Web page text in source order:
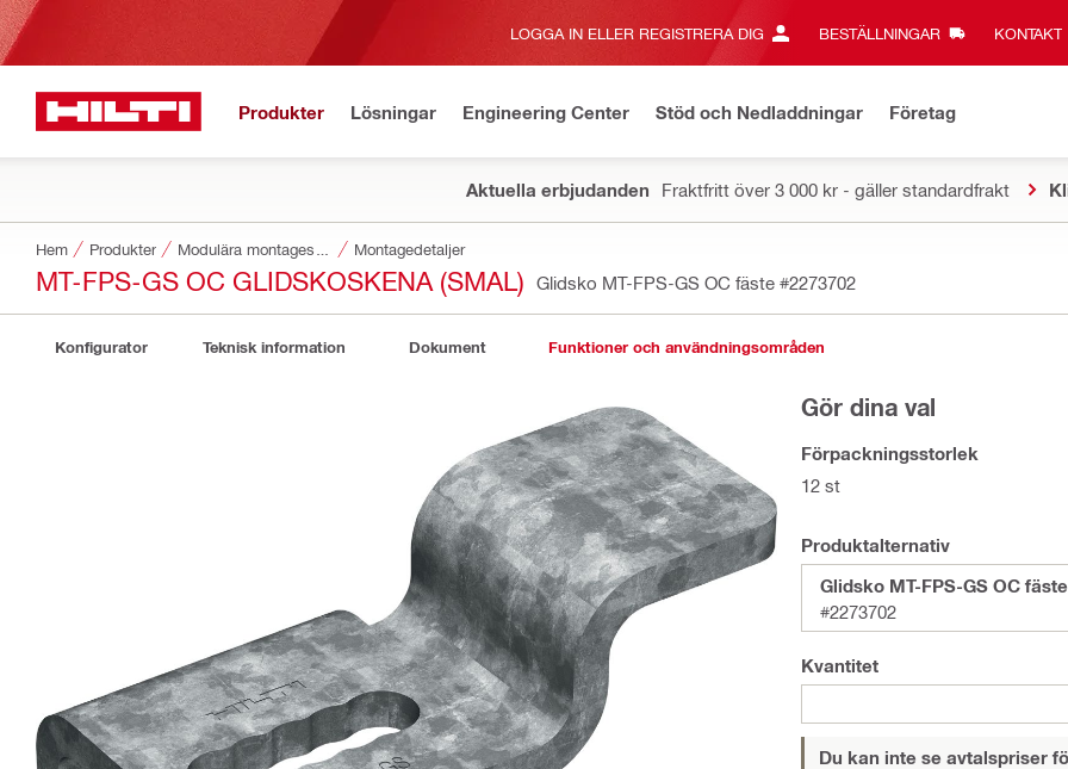
LOGGA IN ELLER REGISTRERA DIG BESTÄLLNINGAR KONTAKT‎
Produkter Lösningar Engineering Center Stöd och Nedladdningar Företag
Aktuella erbjudanden Fraktfritt över 3 000 kr - gäller standardfrakt
Hem Produkter Montagedetaljer
MT-FPS-GS OC GLIDSKOSKENA (SMAL) Glidsko MT-FPS-GS OC fäste #2273702
Konfigurator Teknisk information Dokument Funktioner och användningsområden
Gör dina val
Förpackningsstorlek
12 st
Produktalternativ
Glidsko MT-FPS-GS OC fäste
#2273702
Kvantitet
Du kan inte se avtalspriser